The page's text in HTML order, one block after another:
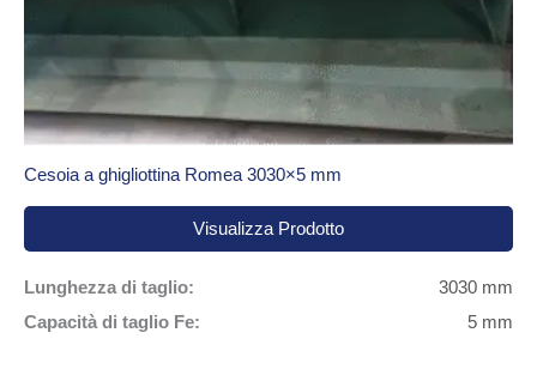
Cesoia a ghigliottina Romea 3030×5 mm
Visualizza Prodotto
Lunghezza di taglio:
3030 mm
Capacità di taglio Fe:
5 mm